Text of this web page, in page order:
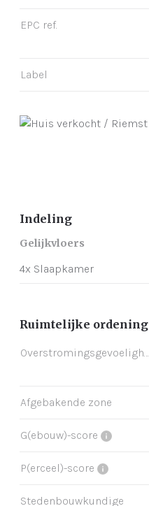
EPC ref.
Label
Indeling
Gelijkvloers
4x Slaapkamer
Ruimtelijke ordening
Afgebakende zone
G(ebouw)-score
P(erceel)-score
Stedenbouwkundige